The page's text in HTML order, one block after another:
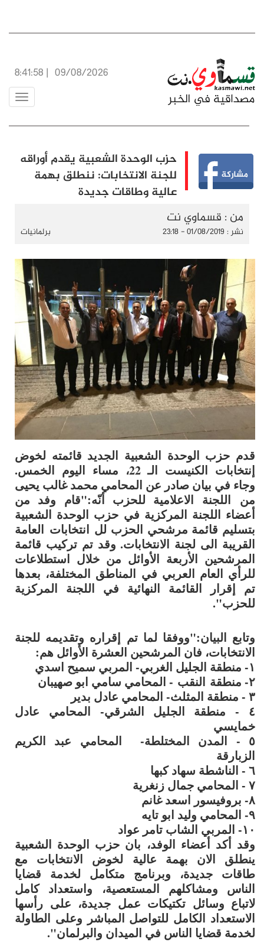
09/08/2026
|
8:41:59
Toggle
حزب الوحدة الشعبية يقدم أوراقه
للجنة الانتخابات: ننطلق بهمة
عالية وطاقات جديدة
من : قسماوي نت
نشر : 01/08/2019 - 23:18 برلمانيات
قدم حزب الوحدة الشعبية الجديد قائمته لخوض
إنتخابات الكنيست الـ 22، مساء اليوم الخمس.
وجاء في بيان صادر عن المحامي محمد غالب يحيى
من اللجنة الاعلامية للحزب أنّه:"قام وفد من
أعضاء اللجنة المركزية في حزب الوحدة الشعبية
بتسليم قائمة مرشحي الحزب لل انتخاباتالعامة
القريبة الى لجنة الانتخابات. وقد تم تركيب قائمة
المرشحين الأربعة الأوائل من خلال استطلاعات
للرأي العام العربي في المناطق المختلفة، بعدها
تم إقرار القائمة النهائية في اللجنة المركزية
للحزب".
وتابع البيان:"ووفقا لما تم إقراره وتقديمه للجنة
الانتخابات، فان المرشحين العشرة الأوائل هم:
١- منطقة الجليل الغربي- المربي سميح اسدي
٢- منطقة
النقب- المحامي سامي ابو صهيبان
٣ - منطقة المثلث- المحامي عادل بدير
٤ - منطقة الجليل الشرقي- المحامي عادل
خمايسي
٥ - المدن المختلطة- المحامي عبد الكريم
الزبارقة
٦ - الناشطة سهاد كبها
٧ - المحامي جمال زنغرية
٨- بروفيسور اسعد غانم
٩- المحامي وليد ابو تايه
١٠- المربي الشاب تامر عواد
وقد أكد أعضاء الوفد، بان حزب الوحدة الشعبية
ينطلق الان بهمة عالية لخوض الانتخابات مع
طاقات جديدة، وبرنامج متكامل لخدمة قضايا
الناس ومشاكلهم المستعصية، واستعداد كامل
لاتباع وسائل تكتيكات عمل جديدة، على رأسها
الاستعداد الكامل للتواصل المباشر وعلى الطاولة
لخدمة قضايا الناس في الميدان والبرلمان".